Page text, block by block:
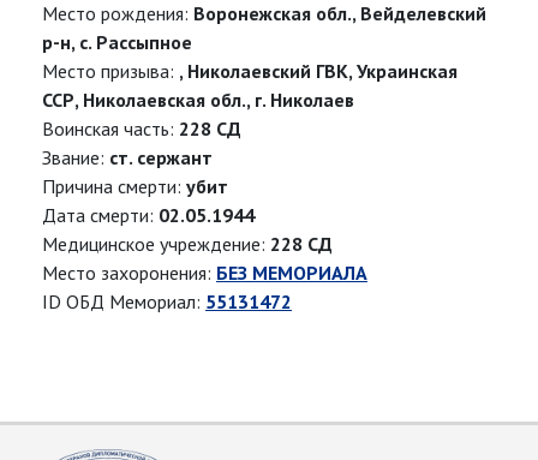
Место рождения: Воронежская обл., Вейделевский
р-н, с. Рассыпное
Место призыва: , Николаевский ГВК, Украинская
ССР, Николаевская обл., г. Николаев
Воинская часть: 228 СД
Звание: ст. сержант
Причина смерти: убит
Дата смерти: 02.05.1944
Медицинское учреждение: 228 СД
Место захоронения: БЕЗ МЕМОРИАЛА
ID ОБД Мемориал: 55131472